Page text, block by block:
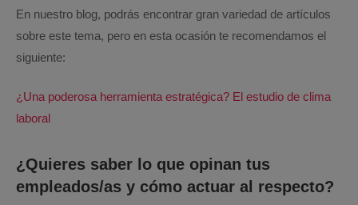
En nuestro blog, podrás encontrar gran variedad de artículos
sobre este tema, pero en esta ocasión te recomendamos el
siguiente:
¿Una poderosa herramienta estratégica? El estudio de clima
laboral
¿Quieres saber lo que opinan tus
empleados/as y cómo actuar al respecto?